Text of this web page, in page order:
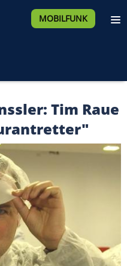
MOBILFUNK
Tim Raue